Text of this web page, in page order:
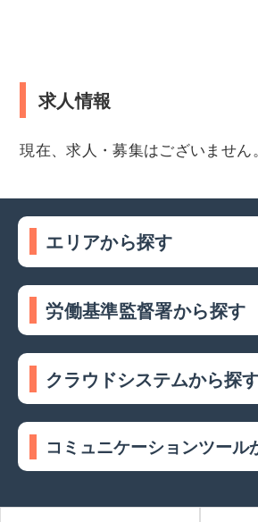
求人情報
現在、求人・募集はございません。
エリアから探す
労働基準監督署から探す
クラウドシステムから探
コミュニケーションツール